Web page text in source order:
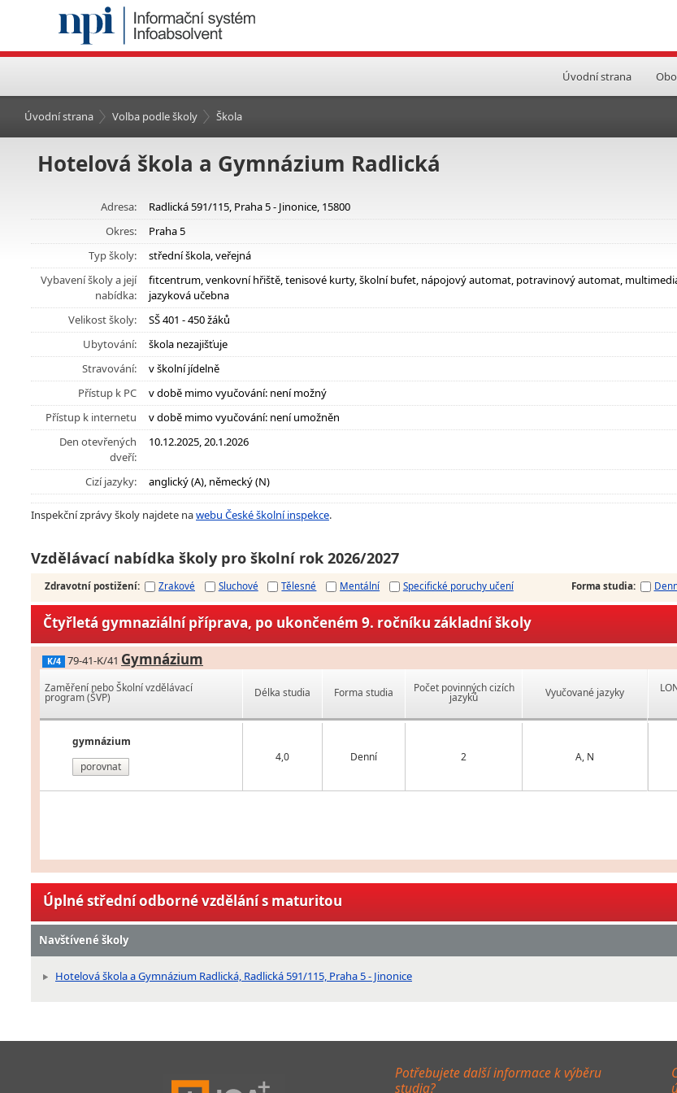
Úvodní strana
Úvodní strana Volba podle školy Škola
Hotelová škola a Gymnázium Radlická
Adresa:
Radlická 591/115, Praha 5 - Jinonice, 15800
Okres:
Praha 5
Typ školy:
střední škola, veřejná
Vybavení školy a její
nabídka:
fitcentrum, venkovní hřiště, tenisové kurty, školní bufet, nápojový automat, potravinový automat,
jazyková učebna
Velikost školy:
SŠ 401 - 450 žáků
Ubytování:
škola nezajišťuje
Stravování:
v školní jídelně
Přístup k PC
v době mimo vyučování: není možný
Přístup k internetu
v době mimo vyučování: není umožněn
Den otevřených
dveří:
10.12.2025, 20.1.2026
Cizí jazyky: anglický (A), německý (N)
Inspekční zprávy školy najdete nawebu České školní inspekce.
Vzdělávací nabídka školy pro školní rok 2026/2027
Zdravotní postižení: Zrakové Sluchové Tělesné Mentální Specifické poruchy učení Forma studia:
Čtyřletá gymnaziální příprava, po ukončeném 9. ročníku základní školy
K/4 79-41-K/41 Gymnázium
Zaměření nebo Školní vzdělávací
program (ŠVP)
gymnázium
porovnat
Délka studia Forma studia Počet povinných cizích
jazyků Vyučované jazyky
4,0 Denní 2 A, N
Úplné střední odborné vzdělání s maturitou
Navštívené školy
Hotelová škola a Gymnázium Radlická, Radlická 591/115, Praha 5 - Jinonice
Potřebujete další informace k výběru
studia?